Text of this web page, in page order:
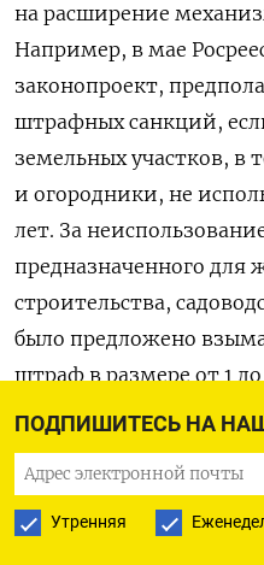
ПОДПИШИТЕСЬ НА
Утренняя
на расширение
Например, в мае
законопроект,
штрафных санкций,
земельных участков, в
и огородники, не
лет. За
предназначенного для
строительства,
было предложено
штраф в размере от 1
стоимости земельного
20 тыс. рублей для
лиц — от 1,5 до 2%
участка, но не менее